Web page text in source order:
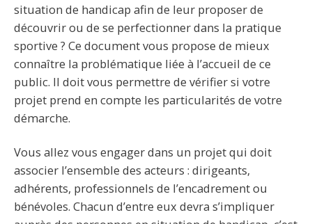
situation de handicap afin de leur proposer de
découvrir ou de se perfectionner dans la pratique
sportive ? Ce document vous propose de mieux
connaître la problématique liée à l’accueil de ce
public. Il doit vous permettre de vérifier si votre
projet prend en compte les particularités de votre
démarche.
Vous allez vous engager dans un projet qui doit
associer l’ensemble des acteurs : dirigeants,
adhérents, professionnels de l’encadrement ou
bénévoles. Chacun d’entre eux devra s’impliquer